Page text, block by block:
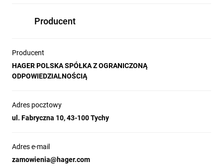
Producent
Producent
HAGER POLSKA SPÓŁKA Z OGRANICZONĄ
ODPOWIEDZIALNOŚCIĄ
Adres pocztowy
ul. Fabryczna 10, 43-100 Tychy
Adres e-mail
zamowienia@hager.com